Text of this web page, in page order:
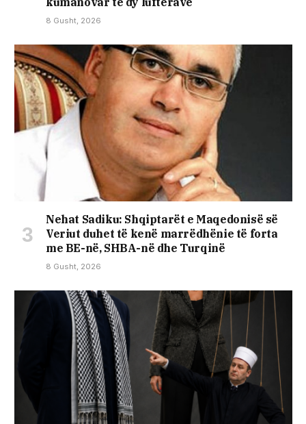
8 Gusht, 2026
Nehat Sadiku: Shqiptarët e Maqedonisë së
Veriut duhet të kenë marrëdhënie të forta
me BE-në, SHBA-në dhe Turqinë
8 Gusht, 2026